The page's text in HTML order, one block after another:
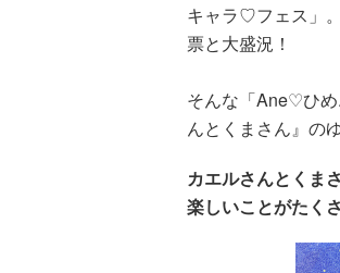
キャラ♡フェス」
票と大盛況！
そんな「Ane♡ひ
んとくまさん』の
カエルさんとくま
楽しいことがたくさ